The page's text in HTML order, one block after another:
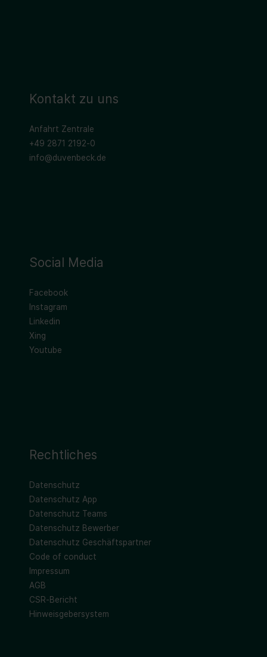
Kontakt zu uns
Anfahrt Zentrale
+49 2871 2192-0
info@duvenbeck.de
Social Media
Facebook
Instagram
Linkedin
Xing
Youtube
Rechtliches
Datenschutz
Datenschutz App
Datenschutz Teams
Datenschutz Bewerber
Datenschutz Geschäftspartner
Code of conduct
Impressum
AGB
CSR-Bericht
Hinweisgebersystem